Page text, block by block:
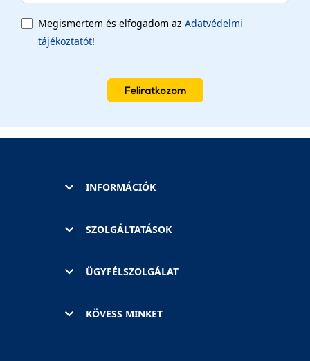
Megismertem és elfogadom az Adatvédelmi
tájékoztatót!
Feliratkozom
INFORMÁCIÓK
SZOLGÁLTATÁSOK
ÜGYFÉLSZOLGÁLAT
KÖVESS MINKET